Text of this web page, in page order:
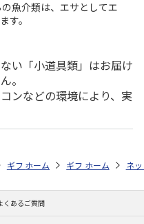
魚介類は、エサとしてエ
す。
い「小道具類」はお届け
。
ンなどの環境により、実
結婚内祝い かりんとう詰合
内祝い・お返し 結婚内祝い
ギフト通販 内祝い・お返し
ホーム ギフト通販 内
ホーム ネ
くあるご質問